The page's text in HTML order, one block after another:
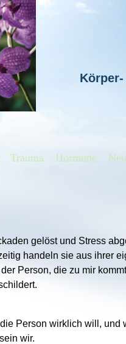
Trauma Hormone
gelöst und Stress
handeln sie aus ihrer
Person, die zu mir
Person wirklich will, und
wir.